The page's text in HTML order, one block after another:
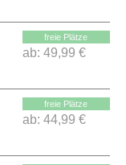
freie Plätze
ab: 49,99 €
freie Plätze
ab: 44,99 €